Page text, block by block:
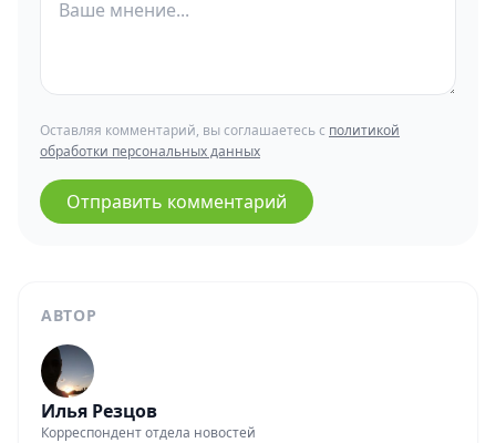
АВТОР
Илья Резцов
Корреспондент отдела новостей
Оставляя комментарий, вы соглашаетесь с политикой
обработки персональных данных
Отправить комментарий